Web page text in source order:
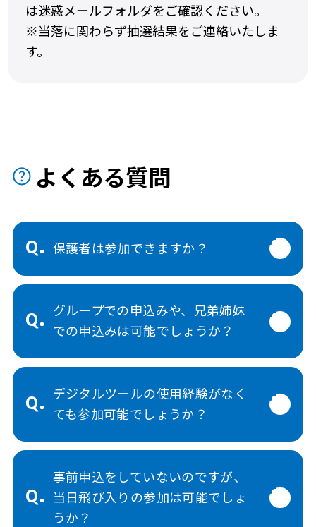
は迷惑メールフォルダをご確認ください。
※当落に関わらず抽選結果をご連絡いたしま
す。
よくある質問
Q. 保護者は参加できますか？
Q. グループでの申込みや、兄弟姉妹
での申込みは可能でしょうか？
Q. デジタルツールの使用経験がなく
ても参加可能でしょうか？
Q.
事前申込をしていないのですが、
当日飛び入りの参加は可能でしょ
うか？